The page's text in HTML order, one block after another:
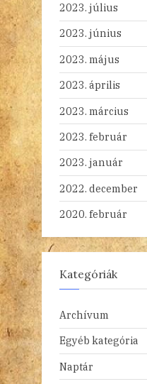
2023. július
2023. június
2023. május
2023. április
2023. március
2023. február
2023. január
2022. december
2020. február
Kategóriák
Archívum
Egyéb kategória
Naptár